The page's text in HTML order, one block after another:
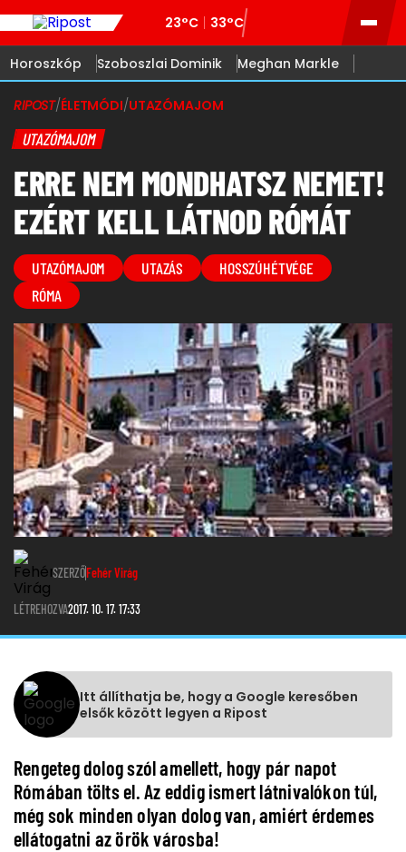
23°C 33°C
Horoszkóp Szoboszlai Dominik Meghan Markle
RIPOST/ÉLETMÓDI/UTAZÓMAJOM
UTAZÓMAJOM
ERRE NEM MONDHATSZ NEMET!
EZÉRT KELL LÁTNOD RÓMÁT
UTAZÓMAJOM UTAZÁS
HOSSZÚHÉTVÉGE
RÓMA
SZERZŐFehér Virág
LÉTREHOZVA2017. 10. 17. 17:33
Itt állíthatja be, hogy a Google keresőben
elsők között legyen a Ripost
Rengeteg dolog szól amellett, hogy pár napot
Rómában tölts el. Az eddig ismert látnivalókon túl,
még sok minden olyan dolog van, amiért érdemes
ellátogatni az örök városba!